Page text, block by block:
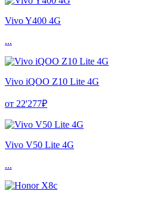
Vivo Y400 4G
...
Vivo iQOO Z10 Lite 4G
от 22'277₽
Vivo V50 Lite 4G
...